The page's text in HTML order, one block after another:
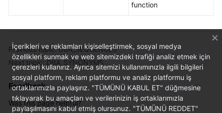
Guide
SQL
Syntax
Reference
function
Previous topic: DBA_SEQUENCES
Next topic: DBA_SYNONYMS
Feedback
Was this page helpful?
İçerikleri ve reklamları kişiselleştirmek, sosyal medya
özellikleri sunmak ve web sitemizdeki trafiği analiz etmek için
çerezleri kullanırız. Ayrıca sitemizi kullanımınızla ilgili bilgileri
sosyal platform, reklam platformu ve analiz platformu iş
ortaklarımızla paylaşırız. "TÜMÜNÜ KABUL ET" düğmesine
tıklayarak bu amaçları ve verilerinizin iş ortaklarımızla
paylaşılmasını kabul etmiş olursunuz. "TÜMÜNÜ REDDET"